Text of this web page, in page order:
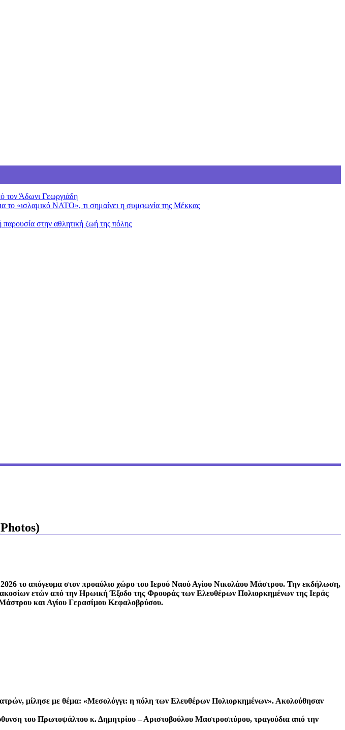
τον Άδωνι Γεωργιάδη
το «ισλαμικό ΝΑΤΟ», τι σημαίνει η συμφωνία της Μέκκας
στην αθλητική ζωή της πόλης
το απόγευμα στον προαύλιο χώρο του Ιερού Ναού Αγίου Νικολάου Μάστρου. Την εκδήλωση,
ετών από την Ηρωική Έξοδο της Φρουράς των Ελευθέρων Πολιορκημένων της Ιεράς
και Αγίου Γερασίμου Κεφαλοβρύσου.
μίλησε με θέμα: «Μεσολόγγι: η πόλη των Ελευθέρων Πολιορκημένων». Ακολούθησαν
του Πρωτοψάλτου κ. Δημητρίου – Αριστοβούλου Μαστροσπύρου, τραγούδια από την